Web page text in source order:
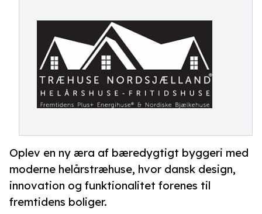
Oplev en ny æra af bæredygtigt byggeri med
moderne helårstræhuse, hvor dansk design,
innovation og funktionalitet forenes til
fremtidens boliger.